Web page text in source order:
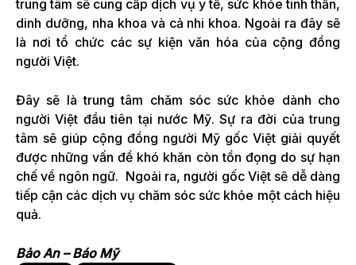
trung tâm sẽ cung cấp dịch vụ y tế, sức khỏe tinh thần,
dinh dưỡng, nha khoa và cả nhi khoa. Ngoài ra đây sẽ
là nơi tổ chức các sự kiện văn hóa của cộng đồng
người Việt.
Đây sẽ là trung tâm chăm sóc sức khỏe dành cho
người Việt đầu tiên tại nước Mỹ. Sự ra đời của trung
tâm sẽ giúp cộng đồng người Mỹ gốc Việt giải quyết
được những vấn đề khó khăn còn tồn đọng do sự hạn
chế về ngôn ngữ. Ngoài ra, người gốc Việt sẽ dễ dàng
tiếp cận các dịch vụ chăm sóc sức khỏe một cách hiệu
quả.
Bảo An – Báo Mỹ